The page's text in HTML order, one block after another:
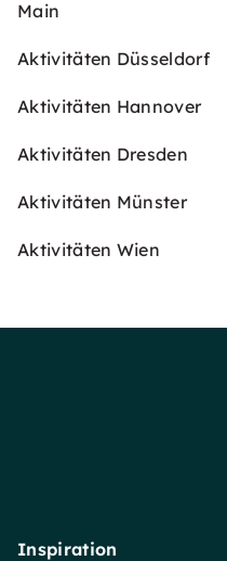
Main
Aktivitäten Düsseldorf
Aktivitäten Hannover
Aktivitäten Dresden
Aktivitäten Münster
Aktivitäten Wien
Inspiration